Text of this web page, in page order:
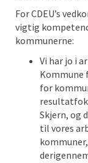
For CDEU’s
vigtig
kommunerne:
Vi har jo i
Kommune
for
Skjern, og
til vores